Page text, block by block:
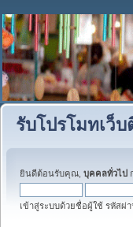
รับโปรโมทเว็
ยินดีต้อนรับคุณ, บุคคลทั่วไป
เข้าสู่ระบบด้วยชื่อผู้ใช้ รหัสผ่